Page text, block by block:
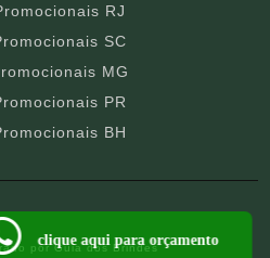
RJ
SC
MG
PR
BH
porGuia dos Brindes
clique aqui para orçamento